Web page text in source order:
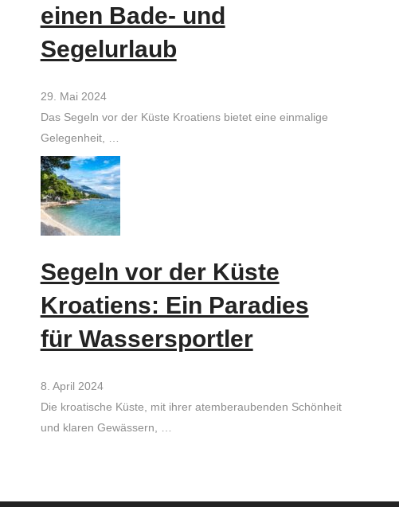
einen Bade- und
Segelurlaub
29. Mai 2024
Das Segeln vor der Küste Kroatiens bietet eine einmalige
Gelegenheit, …
Segeln vor der Küste
Kroatiens: Ein Paradies
für Wassersportler
8. April 2024
Die kroatische Küste, mit ihrer atemberaubenden Schönheit
und klaren Gewässern, …